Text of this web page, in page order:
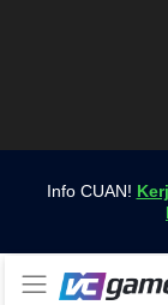
Info CUAN!